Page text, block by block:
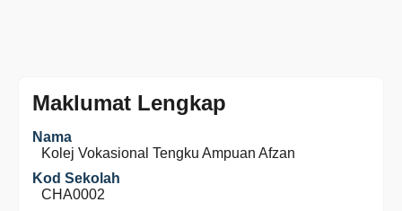
Maklumat Lengkap
Nama
Kolej Vokasional Tengku Ampuan Afzan
Kod Sekolah
CHA0002